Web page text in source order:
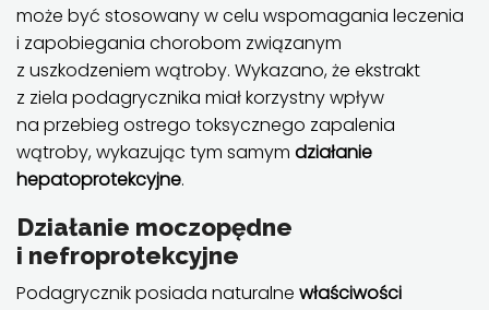
może być stosowany w celu wspomagania leczenia
i zapobiegania chorobom związanym
z uszkodzeniem wątroby. Wykazano, że ekstrakt
z ziela podagrycznika miał korzystny wpływ
na przebieg ostrego toksycznego zapalenia
wątroby, wykazując tym samym działanie
hepatoprotekcyjne.
Działanie moczopędne
i nefroprotekcyjne
Podagrycznik posiada naturalne właściwości